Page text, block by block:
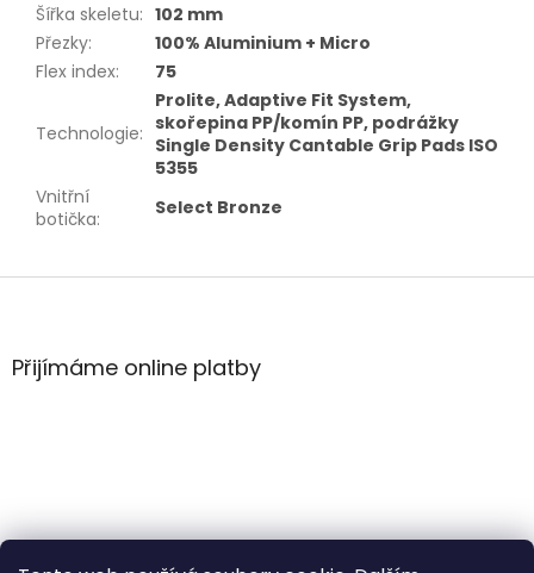
Šířka skeletu: 102 mm
Přezky:
100% Aluminium + Micro
Flex index: 75
Technologie:
Prolite, Adaptive Fit System,
skořepina PP/komín PP, podrážky
Single Density Cantable Grip Pads ISO
5355
Vnitřní
botička: Select Bronze
Z
aPřijímáme online platby